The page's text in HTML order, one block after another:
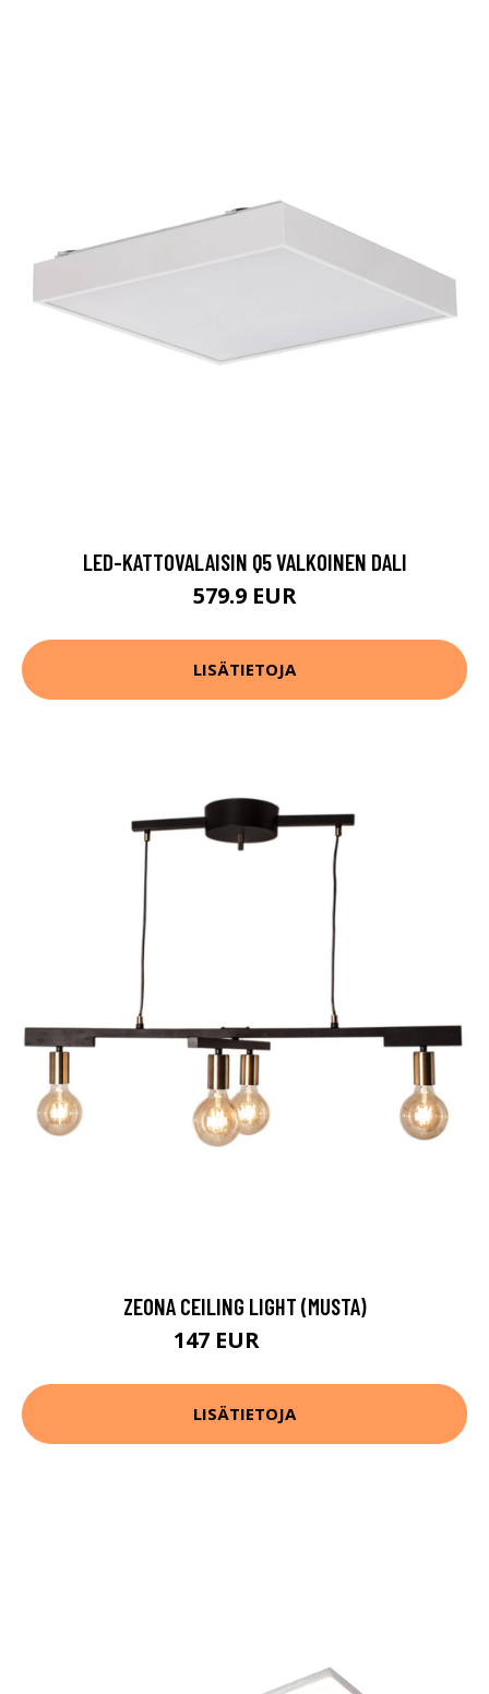
LED-KATTOVALAISIN Q5 VALKOINEN DALI
579.9 EUR
LISÄTIETOJA
ZEONA CEILING LIGHT (MUSTA)
147 EUR
LISÄTIETOJA